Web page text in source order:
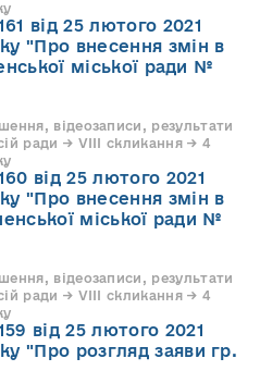
від 25 лютого 2021
"Про внесення змін в
міської ради №
відеозаписи, результати
ради → VIII скликання → 4
від 25 лютого 2021
"Про внесення змін в
міської ради №
відеозаписи, результати
ради → VIII скликання → 4
від 25 лютого 2021
"Про розгляд заяви гр.